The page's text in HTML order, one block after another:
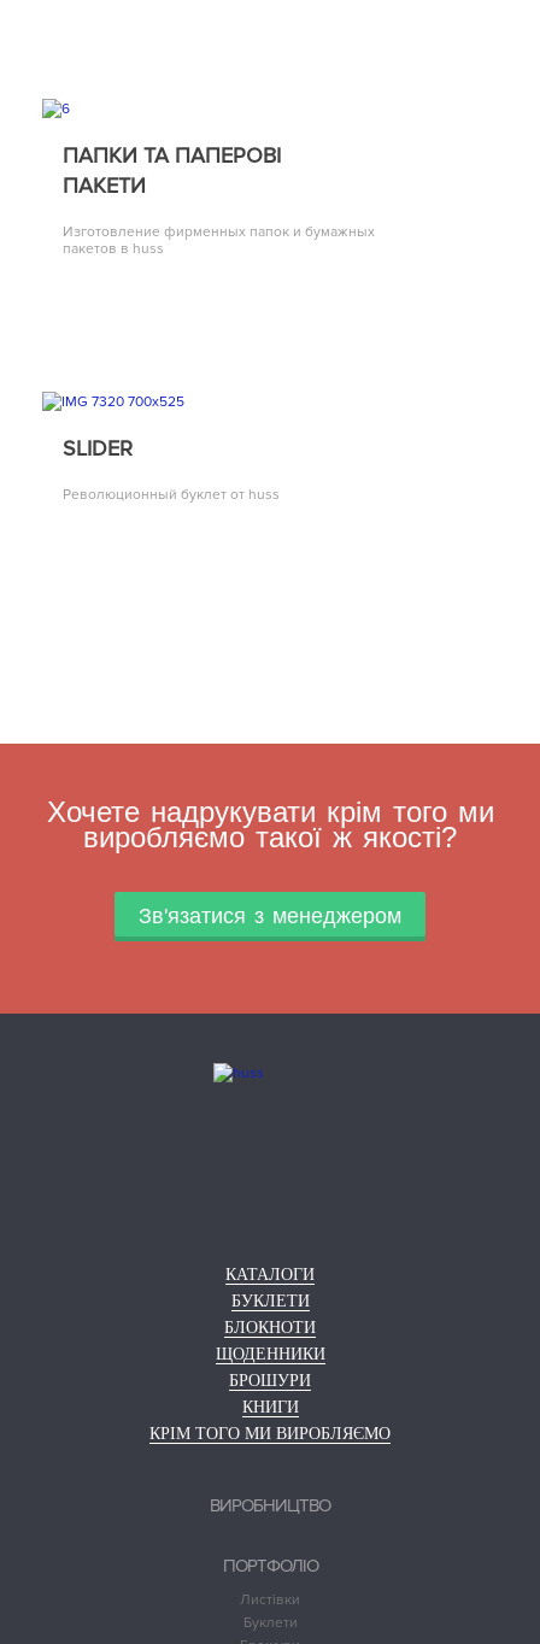
ПАПКИ ТА ПАПЕРОВІ
ПАКЕТИ
Изготовление фирменных папок и бумажных
пакетов в huss
SLIDER
Революционный буклет от huss
Хочете надрукувати крім того ми
виробляємо такої ж якості?
Зв'язатися з менеджером
КАТАЛОГИ
БУКЛЕТИ
БЛОКНОТИ
ЩОДЕННИКИ
БРОШУРИ
КНИГИ
КРІМ ТОГО МИ ВИРОБЛЯЄМО
ВИРОБНИЦТВО
ПОРТФОЛІО
Листівки
Буклети